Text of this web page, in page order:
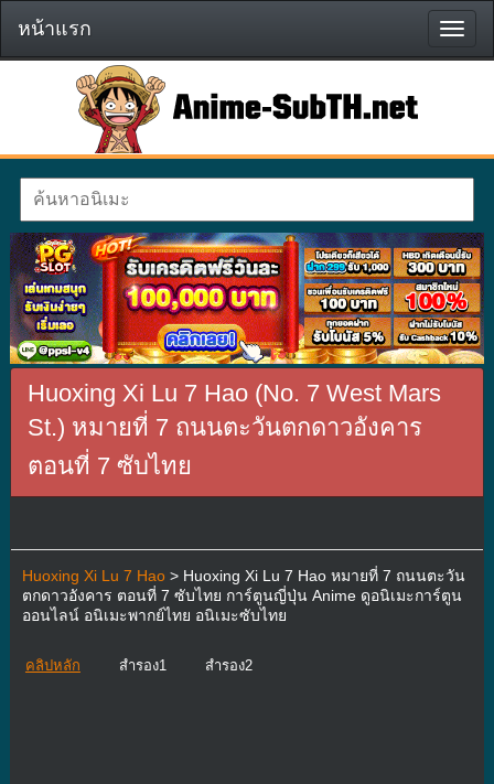
หน้า
แรก
หน้าแรก
Huoxing Xi Lu 7 Hao (No. 7 West Mars
St.) หมายที่ 7 ถนนตะวันตกดาวอังคาร
ตอนที่ 7 ซับไทย
Huoxing Xi Lu 7 Hao> Huoxing Xi Lu 7 Hao หมายที่ 7 ถนนตะวัน
ตกดาวอังคาร ตอนที่ 7 ซับไทย การ์ตูนญี่ปุ่น Anime ดูอนิเมะการ์ตูน
ออนไลน์ อนิเมะพากย์ไทย อนิเมะซับไทย
คลิปหลัก สำรอง1 สำรอง2